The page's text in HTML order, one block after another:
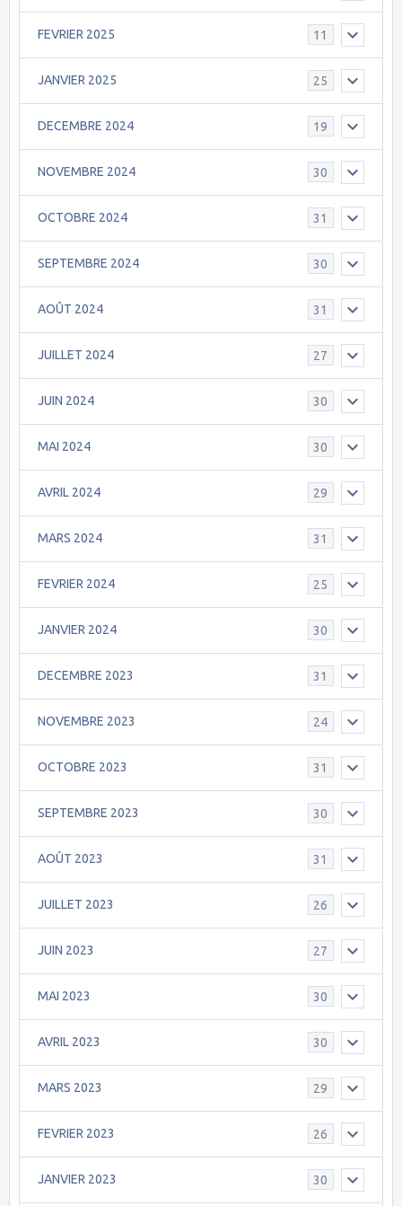
FEVRIER 2025 11
JANVIER 2025 25
DECEMBRE 2024 19
NOVEMBRE 2024 30
OCTOBRE 2024 31
SEPTEMBRE 2024 30
AOÛT 2024 31
JUILLET 2024 27
JUIN 2024 30
MAI 2024 30
AVRIL 2024 29
MARS 2024 31
FEVRIER 2024 25
JANVIER 2024 30
DECEMBRE 2023 31
NOVEMBRE 2023 24
OCTOBRE 2023 31
SEPTEMBRE 2023 30
AOÛT 2023 31
JUILLET 2023 26
JUIN 2023 27
MAI 2023 30
AVRIL 2023 30
MARS 2023 29
FEVRIER 2023 26
JANVIER 2023 30